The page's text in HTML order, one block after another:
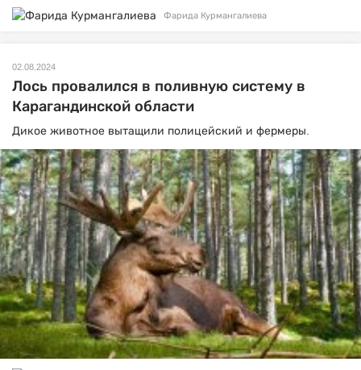
Фарида Курмангалиева
02.08.2024
Лось провалился в поливную систему в
Карагандинской области
Дикое животное вытащили полицейский и фермеры.